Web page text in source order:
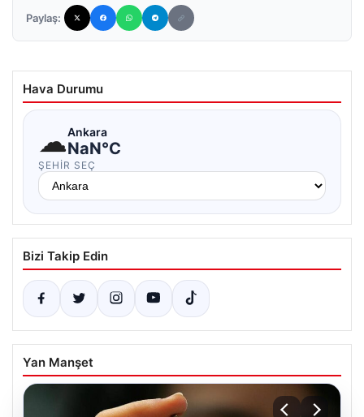
Paylaş:
Hava Durumu
☁Ankara
NaN°C
ŞEHIR SEÇ
Bizi Takip Edin
Yan Manşet